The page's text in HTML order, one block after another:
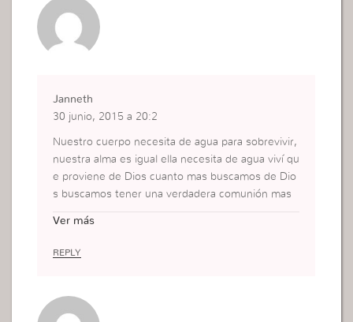
Janneth
30 junio, 2015 a 20:2
Nuestro cuerpo necesita de agua para sobrevivir,
nuestra alma es igual ella necesita de agua viví qu
e proviene de Dios cuanto mas buscamos de Dio
s buscamos tener una verdadera comunión mas
Ver más
REPLY